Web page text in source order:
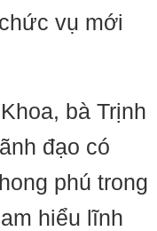
vụ mới
bà Trịnh
đạo có
phú trong
hiểu lĩnh